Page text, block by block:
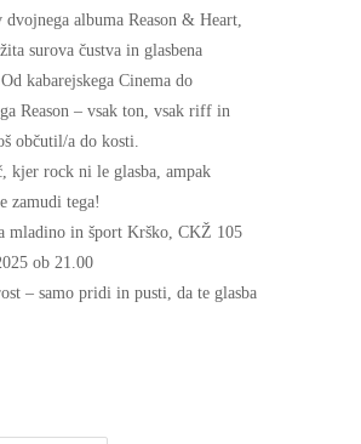
dvojnega albuma Reason & Heart,
surova čustva in glasbena
kabarejskega Cinema do
Reason – vsak ton, vsak riff in
občutil/a do kosti.
kjer rock ni le glasba, ampak
zamudi tega!
mladino in šport Krško, CKŽ 105
ob 21.00
– samo pridi in pusti, da te glasba